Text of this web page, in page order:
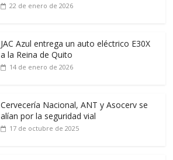
22 de enero de 2026
JAC Azul entrega un auto eléctrico E30X
a la Reina de Quito
14 de enero de 2026
Cervecería Nacional, ANT y Asocerv se
alían por la seguridad vial
17 de octubre de 2025